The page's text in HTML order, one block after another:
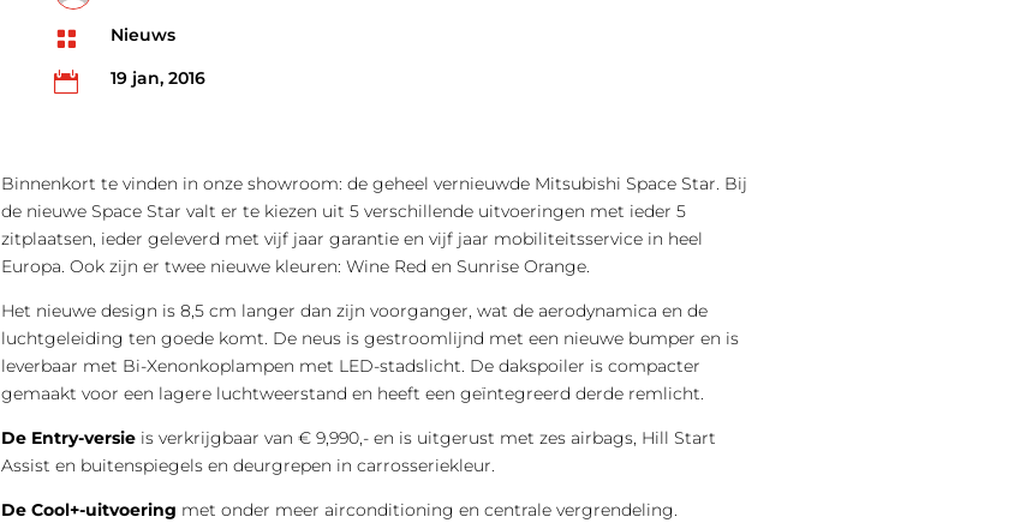
 Nieuws
 19 jan, 2016
Binnenkort te vinden in onze showroom: de geheel vernieuwde Mitsubishi Space Star. Bij
de nieuwe Space Star valt er te kiezen uit 5 verschillende uitvoeringen met ieder 5
zitplaatsen, ieder geleverd met vijf jaar garantie en vijf jaar mobiliteitsservice in heel
Europa. Ook zijn er twee nieuwe kleuren: Wine Red en Sunrise Orange.
Het nieuwe design is 8,5 cm langer dan zijn voorganger, wat de aerodynamica en de
luchtgeleiding ten goede komt. De neus is gestroomlijnd met een nieuwe bumper en is
leverbaar met Bi-Xenonkoplampen met LED-stadslicht. De dakspoiler is compacter
gemaakt voor een lagere luchtweerstand en heeft een geïntegreerd derde remlicht.
De Entry-versie is verkrijgbaar van € 9,990,- en is uitgerust met zes airbags, Hill Start
Assist en buitenspiegels en deurgrepen in carrosseriekleur.
De Cool+-uitvoering met onder meer airconditioning en centrale vergrendeling.